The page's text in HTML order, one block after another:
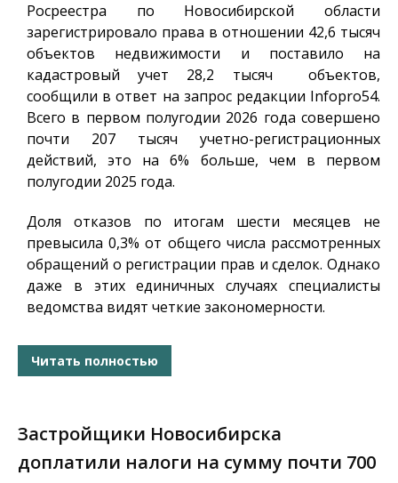
Росреестра по Новосибирской области
зарегистрировало права в отношении 42,6 тысяч
объектов недвижимости и поставило на
кадастровый учет 28,2 тысяч объектов,
сообщили в ответ на запрос редакции Infopro54.
Всего в первом полугодии 2026 года совершено
почти 207 тысяч учетно-регистрационных
действий, это на 6% больше, чем в первом
полугодии 2025 года.
Доля отказов по итогам шести месяцев не
превысила 0,3% от общего числа рассмотренных
обращений о регистрации прав и сделок. Однако
даже в этих единичных случаях специалисты
ведомства видят четкие закономерности.
Читать полностью
Застройщики Новосибирска
доплатили налоги на сумму почти 700